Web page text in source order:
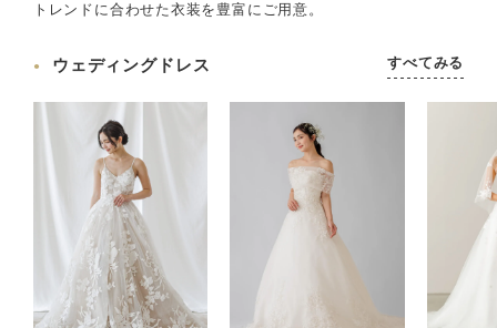
トレンドに合わせた衣装を豊富にご用意。
ウェディングドレス すべてみる